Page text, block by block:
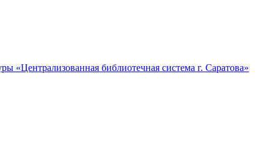
«Централизованная библиотечная система г. Саратова»